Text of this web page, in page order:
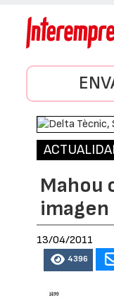
Mahou
imagen
13/04/2011
4396